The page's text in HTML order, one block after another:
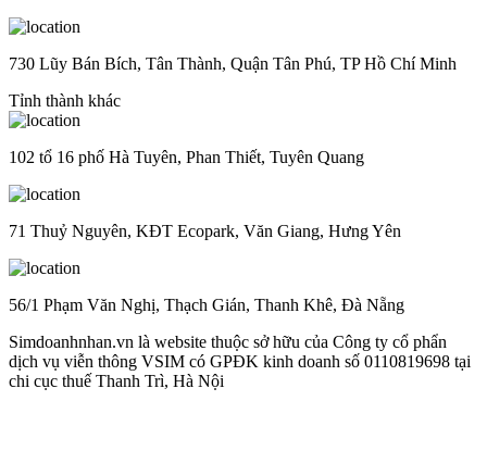
730 Lũy Bán Bích, Tân Thành, Quận Tân Phú, TP Hồ Chí Minh
Tỉnh thành khác
102 tổ 16 phố Hà Tuyên, Phan Thiết, Tuyên Quang
71 Thuỷ Nguyên, KĐT Ecopark, Văn Giang, Hưng Yên
56/1 Phạm Văn Nghị, Thạch Gián, Thanh Khê, Đà Nẵng
Simdoanhnhan.vn là website thuộc sở hữu của Công ty cổ phẩn
dịch vụ viễn thông VSIM có GPĐK kinh doanh số 0110819698 tại
chi cục thuế Thanh Trì, Hà Nội